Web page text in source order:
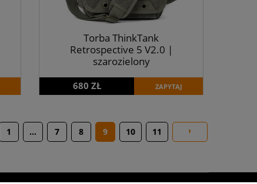
Torba ThinkTank
Retrospective 5 V2.0 |
szarozielony
680 ZŁ ZAPYTAJ
1 ... 7 8 9 10 11